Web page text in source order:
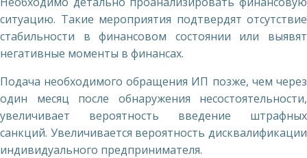
ситуацию. Такие мероприятия подтвердят отсутствие
стабильности в финансовом состоянии или выявят
негативные моменты в финансах.
Подача необходимого обращения ИП позже, чем через
один месяц после обнаружения несостоятельности,
увеличивает вероятность введение штрафных
санкций. Увеличивается вероятность дисквалификации
индивидуального предпринимателя.